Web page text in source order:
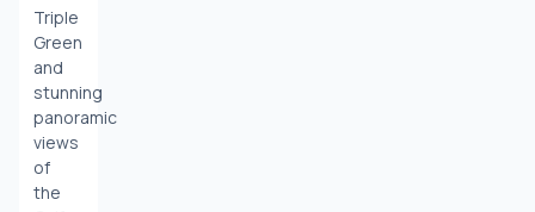
Triple
Green
and
stunning
panoramic
views
of
the